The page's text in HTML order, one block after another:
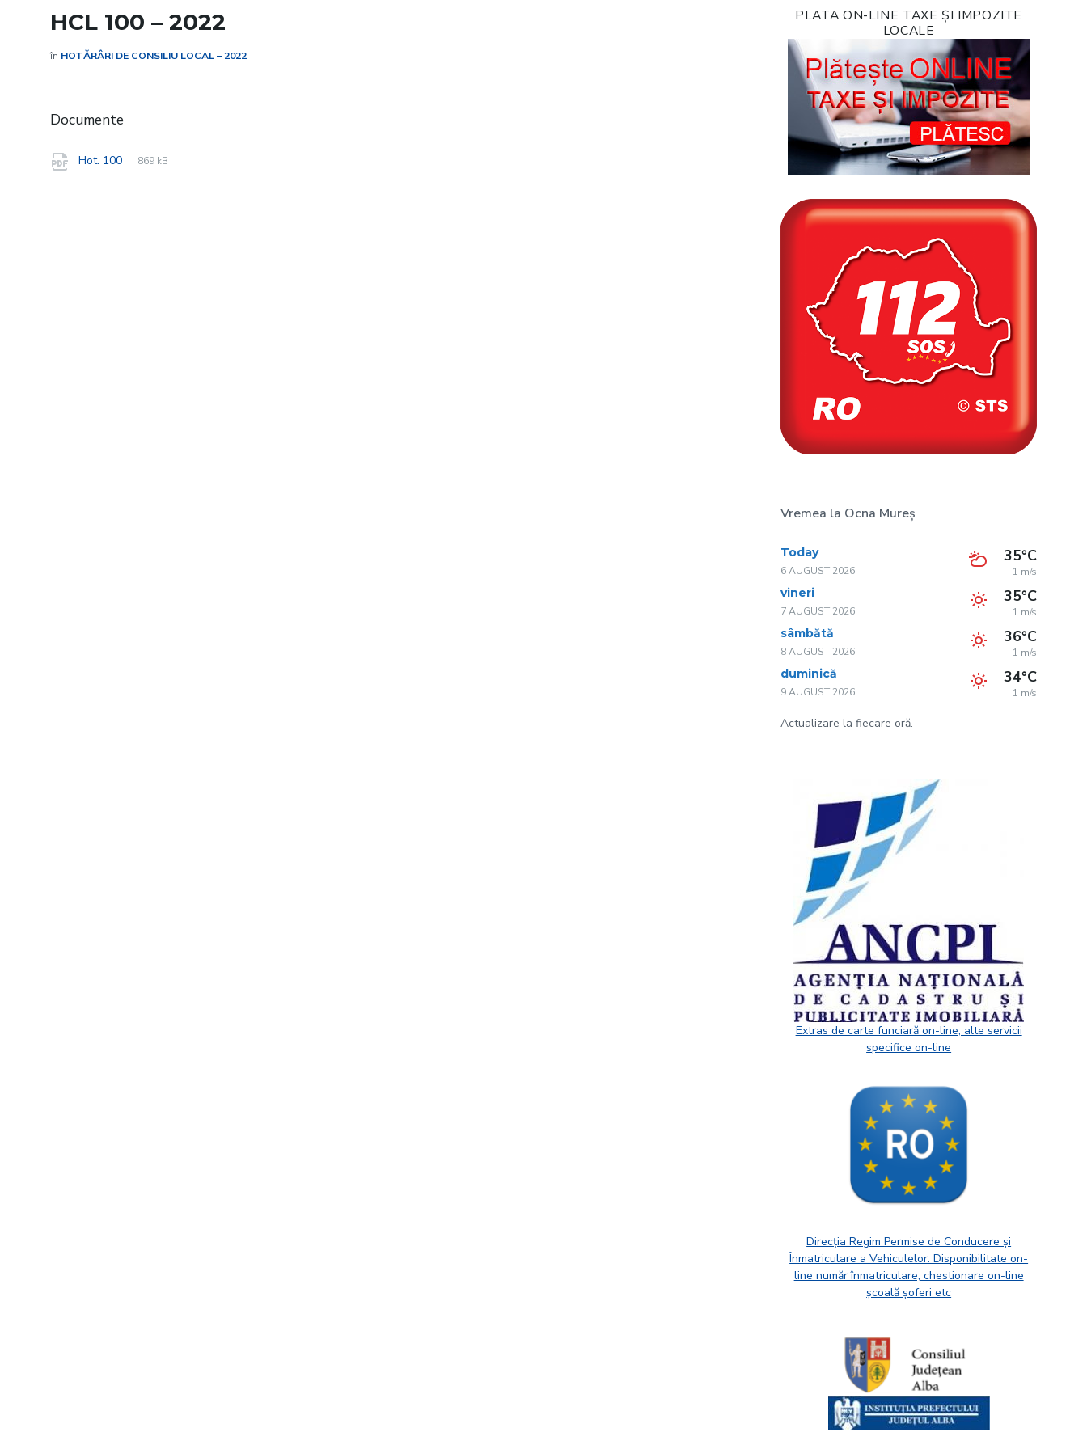
HCL 100 – 2022
în HOTĂRÂRI DE CONSILIU LOCAL – 2022
Documente
Hot. 100
File
pdf
File
869 kB
PLATA ON-LINE TAXE ȘI IMPOZITE
LOCALE
Vremea la Ocna Mureș
Today
6 AUGUST 2026
35°C
1 m/s
vineri
7 AUGUST 2026
35°C
1 m/s
sâmbătă
8 AUGUST 2026
36°C
1 m/s
duminică
9 AUGUST 2026
34°C
1 m/s
Actualizare la fiecare oră.
Extras de carte funciară on-line, alte servicii
specifice on-line
Direcția Regim Permise de Conducere și
Înmatriculare a Vehiculelor. Disponibilitate on-
line număr înmatriculare, chestionare on-line
școală șoferi etc